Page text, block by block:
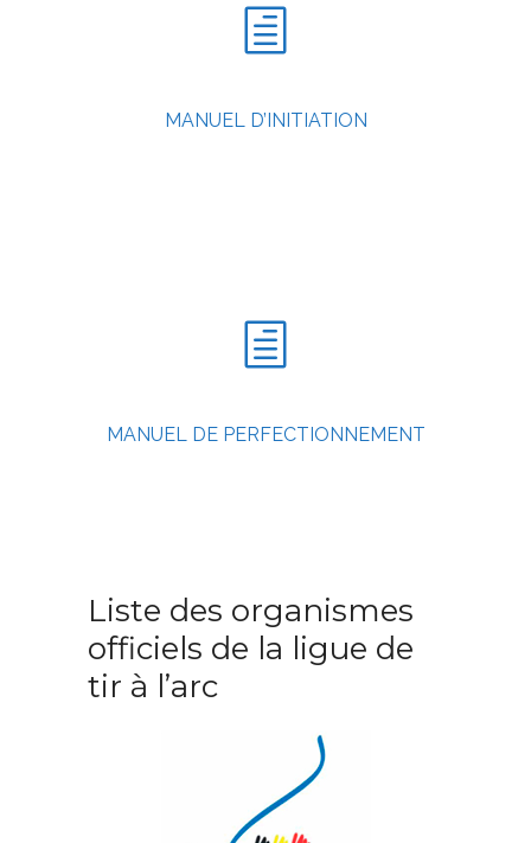
MANUEL D’INITIATION
MANUEL DE PERFECTIONNEMENT
Liste des organismes
officiels de la ligue de
tir à l’arc